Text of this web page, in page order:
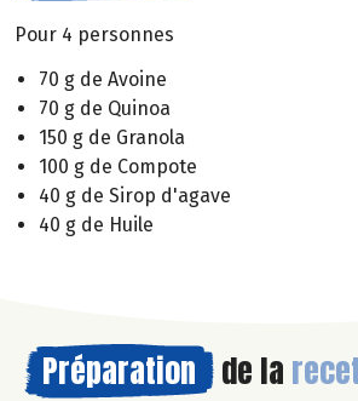
Pour 4 personnes
70 g de Avoine
70 g de Quinoa
150 g de Granola
100 g de Compote
40 g de Sirop d'agave
40 g de Huile
Préparation de la